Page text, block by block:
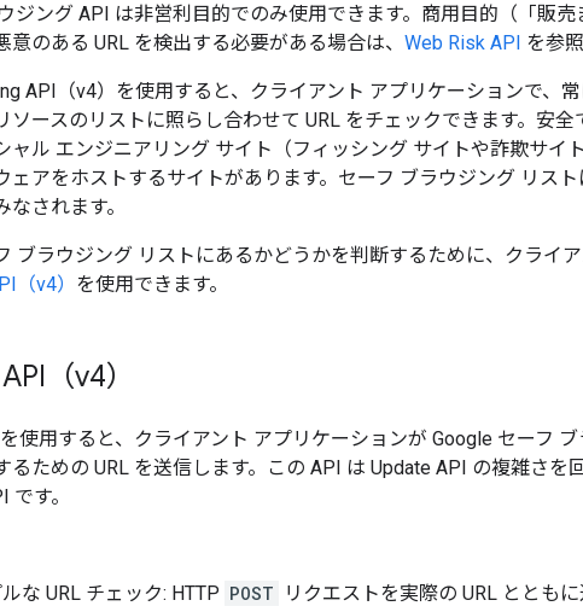
ジング API は非営利目的でのみ使用できます。商用目的（「販
意のある URL を検出する必要がある場合は、 Web Risk API を参
API（v4）を使用すると、クライアント アプリケーションで、
ソースのリストに照らし合わせて URL をチェックできます。安
ャル エンジニアリング サイト（フィッシング サイトや詐欺サイ
ェアをホストするサイトがあります。セーフ ブラウジング リス
されます。
ブラウジング リストにあるかどうかを判断するために、クライ
（v4） を使用できます。
（v4）
使用すると、クライアント アプリケーションが Google セーフ
るための URL を送信します。この API は Update API の複雑さを
です。
な URL チェック: HTTP POST
リクエストを実際の URL ととも